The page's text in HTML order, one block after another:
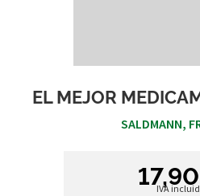
EL MEJOR
SALDMANN,
IVA